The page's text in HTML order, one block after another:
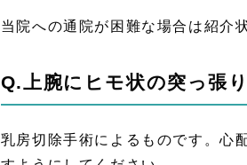
当院への通院が困難な場合は紹介
Q.上腕にヒモ状の突っ張
乳房切除手術によるものです。心